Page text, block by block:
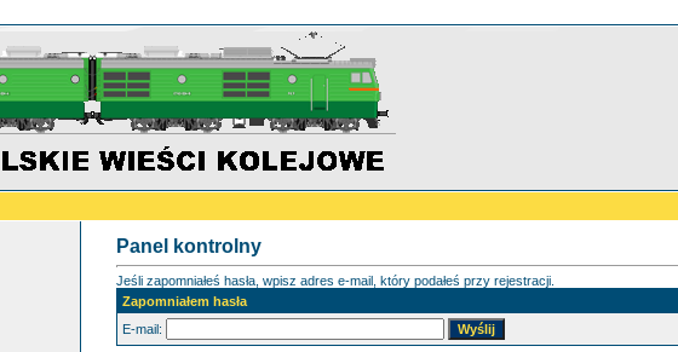
Panel kontrolny
Jeśli zapomniałeś hasła, wpisz adres e-mail, który podałeś przy rejestracji.
Zapomniałem hasła
E-mail: